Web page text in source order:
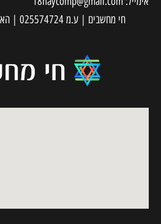
חי מחשבים | ע.מ 025574724 | האלונים 66, יוקנעם עילית